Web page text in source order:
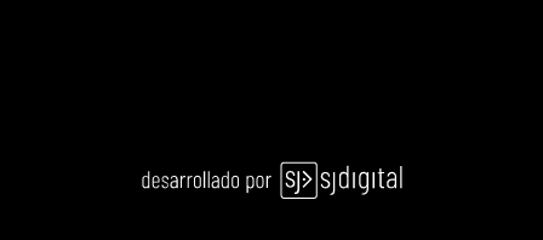
9,02€ Añadir al carrito